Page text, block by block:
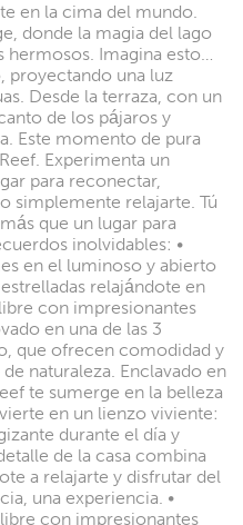
en la cima del mundo.
donde la magia del lago
hermosos. Imagina esto…
proyectando una luz
Desde la terraza, con un
de los pájaros y
Este momento de pura
Experimenta un
para reconectar,
simplemente relajarte. Tú
que un lugar para
inolvidables: •
en el luminoso y abierto
relajándote en
con impresionantes
en una de las 3
que ofrecen comodidad y
naturaleza. Enclavado en
te sumerge en la belleza
en un lienzo viviente:
durante el día y
de la casa combina
a relajarte y disfrutar del
una experiencia. •
con impresionantes